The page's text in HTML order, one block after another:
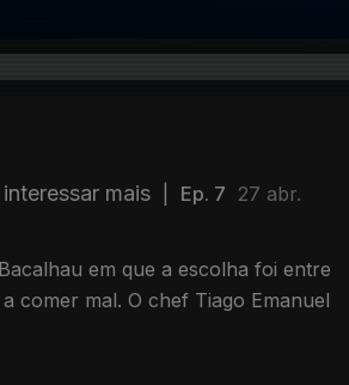
mais Ep. 7 27 abr.
em que a escolha foi entre
comer mal. O chef Tiago Emanuel